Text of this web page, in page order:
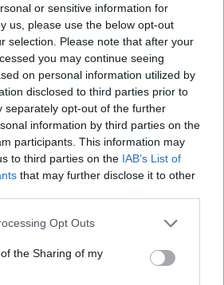
or sensitive information for
us, please use the below opt-out
selection. Please note that after your
you may continue seeing
on personal information utilized by
disclosed to third parties prior to
separately opt-out of the further
information by third parties on the
participants. This information may
to third parties on the IAB’s List of
that may further disclose it to other
Opt Outs
the Sharing of my
Ελικόπτερο προσγειώνεται σε
λουόμενους στη Μήλο:
Παρέμβαση εισαγγελέα μετά το
viral βίντεο
ΣΉΜΕΡΑ
Κινητοποιήθηκαν η Υπηρεσία Πολιτικής
Αεροπορίας, η αστυνομία και ο
εισαγγελέας μετά το επικίνδυνο
περιστατικό στο Σαρακήνικο
Χούθι χτύπησαν Aramco, Ιράν
σκληραίνει τους όρους για τα
μετά από επίθεση drone - Η Τεχεράνη
απαιτεί αποχώρηση αμερικανικών